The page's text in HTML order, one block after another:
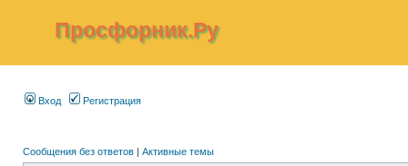
Просфорник.Ру
Вход Регистрация
Сообщения без ответов | Активные темы